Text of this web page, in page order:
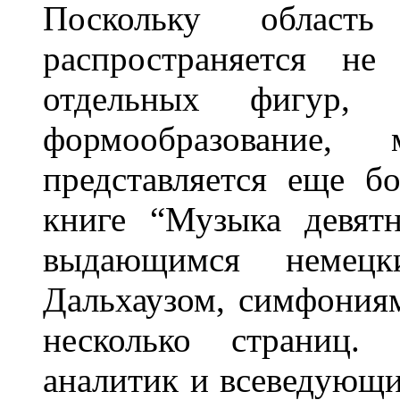
Поскольку
распространяется
отдельных
формообразование,
представляется еще
книге “Музыка
выдающимся
Дальхаузом,
несколько страниц.
аналитик и